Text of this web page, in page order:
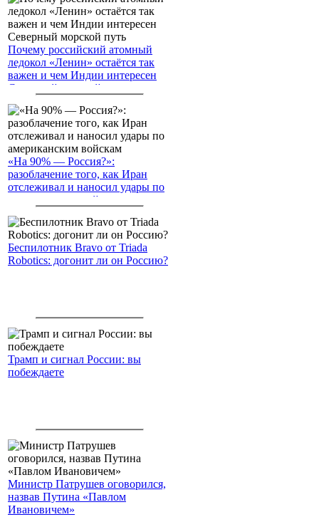
Почему российский атомный
ледокол «Ленин» остаётся так
важен и чем Индии интересен
Северный морской путь
«На 90% — Россия?»:
разоблачение того, как Иран
отслеживал и наносил удары по
американским войскам
Беспилотник Bravo от Triada
Robotics: догонит ли он Россию?
Трамп и сигнал России: вы
побеждаете
Министр Патрушев оговорился,
назвав Путина «Павлом
Ивановичем»